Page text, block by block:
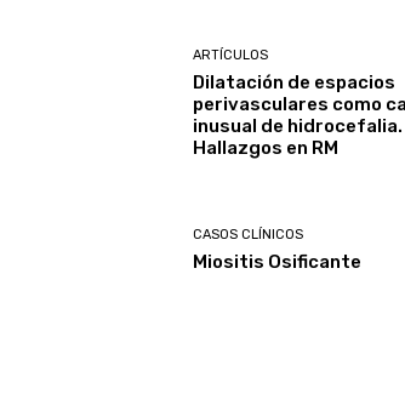
ARTÍCULOS
Dilatación de espacios
perivasculares como
inusual de hidrocefalia.
Hallazgos en RM
CASOS CLÍNICOS
Miositis Osificante